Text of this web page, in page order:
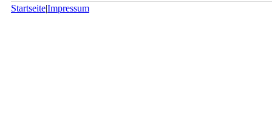
Startseite|Impressum